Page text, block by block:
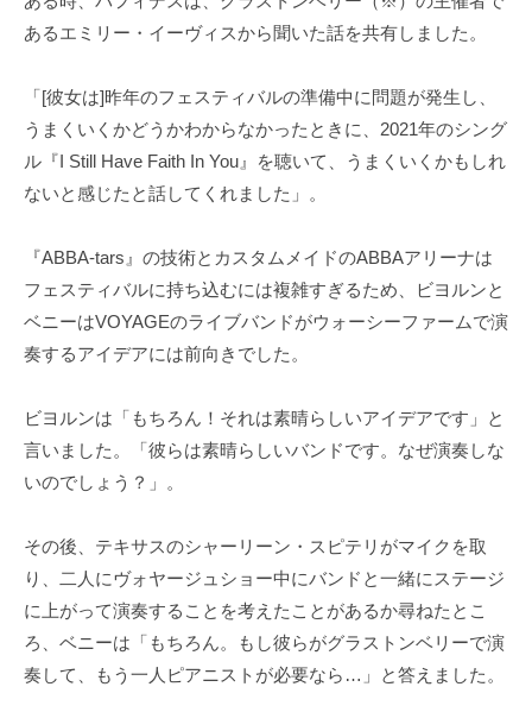
あるエミリー・イーヴィスから聞いた話を共有しました。
「[彼女は]昨年のフェスティバルの準備中に問題が発生し、
うまくいくかどうかわからなかったときに、2021年のシング
ル『I Still Have Faith In You』を聴いて、うまくいくかもしれ
ないと感じたと話してくれました」。
『ABBA-tars』の技術とカスタムメイドのABBAアリーナは
フェスティバルに持ち込むには複雑すぎるため、ビヨルンと
ベニーはVOYAGEのライブバンドがウォーシーファームで演
奏するアイデアには前向きでした。
ビヨルンは「もちろん！それは素晴らしいアイデアです」と
言いました。「彼らは素晴らしいバンドです。なぜ演奏しな
いのでしょう？」。
その後、テキサスのシャーリーン・スピテリがマイクを取
り、二人にヴォヤージュショー中にバンドと一緒にステージ
に上がって演奏することを考えたことがあるか尋ねたとこ
ろ、ベニーは「もちろん。もし彼らがグラストンベリーで演
奏して、もう一人ピアニストが必要なら…」と答えました。